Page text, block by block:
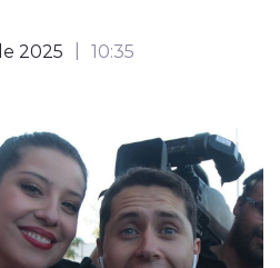
2025 10:35